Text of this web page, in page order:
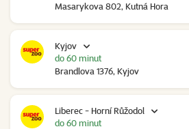
Masarykova 802, Kutná Hora
Kyjov
Brandlova 1376, Kyjov
do 60 minut
Liberec - Horní Růžodol
do 60 minut